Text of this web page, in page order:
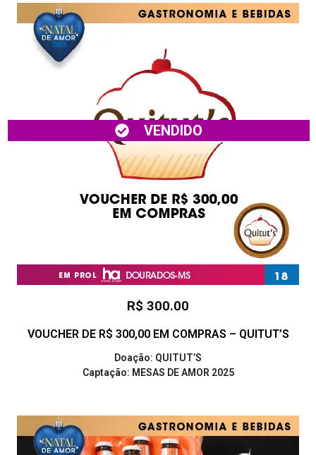
R$ 300.00
VENDIDO
VOUCHER DE R$ 300,00 EM COMPRAS – QUITUT’S
Doação: QUITUT’S
Captação: MESAS DE AMOR 2025